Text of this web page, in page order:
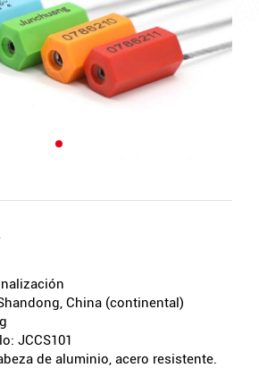
China (continental)
JCCS101
de aluminio, acero resistente.